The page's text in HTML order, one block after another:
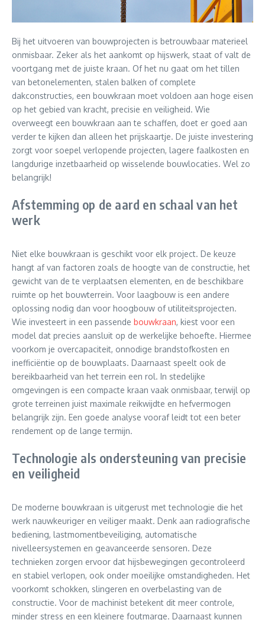
Bij het uitvoeren van bouwprojecten is betrouwbaar materieel
onmisbaar. Zeker als het aankomt op hijswerk, staat of valt de
voortgang met de juiste kraan. Of het nu gaat om het tillen
van betonelementen, stalen balken of complete
dakconstructies, een bouwkraan moet voldoen aan hoge eisen
op het gebied van kracht, precisie en veiligheid. Wie
overweegt een bouwkraan aan te schaffen, doet er goed aan
verder te kijken dan alleen het prijskaartje. De juiste investering
zorgt voor soepel verlopende projecten, lagere faalkosten en
langdurige inzetbaarheid op wisselende bouwlocaties. Wel zo
belangrijk!
Afstemming op de aard en schaal van het
werk
Niet elke bouwkraan is geschikt voor elk project. De keuze
hangt af van factoren zoals de hoogte van de constructie, het
gewicht van de te verplaatsen elementen, en de beschikbare
ruimte op het bouwterrein. Voor laagbouw is een andere
oplossing nodig dan voor hoogbouw of utiliteitsprojecten.
Wie investeert in een passende bouwkraan, kiest voor een
model dat precies aansluit op de werkelijke behoefte. Hiermee
voorkom je overcapaciteit, onnodige brandstofkosten en
inefficiëntie op de bouwplaats. Daarnaast speelt ook de
bereikbaarheid van het terrein een rol. In stedelijke
omgevingen is een compacte kraan vaak onmisbaar, terwijl op
grote terreinen juist maximale reikwijdte en hefvermogen
belangrijk zijn. Een goede analyse vooraf leidt tot een beter
rendement op de lange termijn.
Technologie als ondersteuning van precisie
en veiligheid
De moderne bouwkraan is uitgerust met technologie die het
werk nauwkeuriger en veiliger maakt. Denk aan radiografische
bediening, lastmomentbeveiliging, automatische
nivelleersystemen en geavanceerde sensoren. Deze
technieken zorgen ervoor dat hijsbewegingen gecontroleerd
en stabiel verlopen, ook onder moeilijke omstandigheden. Het
voorkomt schokken, slingeren en overbelasting van de
constructie. Voor de machinist betekent dit meer controle,
minder stress en een kleinere foutmarge. Daarnaast kunnen